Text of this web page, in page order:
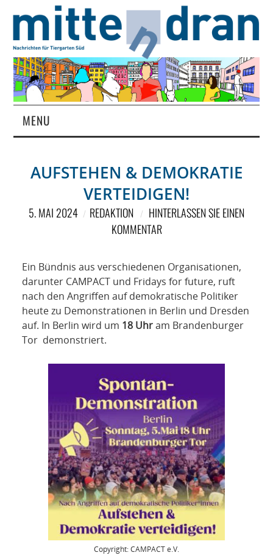
MENU
MAGAZIN
ÜBER UNS
NETZWERK
SPONSORING
KONTAKT
AUFSTEHEN & DEMOKRATIE
VERTEIDIGEN!
5. MAI 2024 REDAKTION
HINTERLASSEN SIE EINEN
KOMMENTAR
Ein Bündnis aus verschiedenen Organisationen,
darunter CAMPACT und Fridays for future, ruft
nach den Angriffen auf demokratische Politiker
heute zu Demonstrationen in Berlin und Dresden
auf. In Berlin wird um 18 Uhram Brandenburger
Tor demonstriert.
Copyright: CAMPACT e.V.